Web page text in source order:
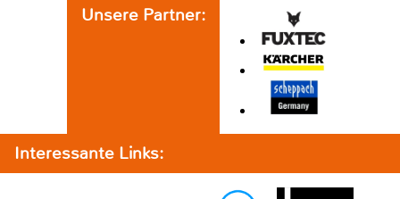
Unsere Partner:
Interessante Links: